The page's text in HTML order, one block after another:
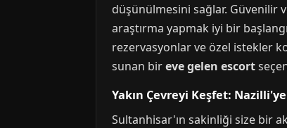
düşünülmesini sağlar.
araştırma yapmak iyi bir
rezervasyonlar ve özel istekler
sunan bireve gelen escort
Yakın Çevreyi Keşfet:
Sultanhisar'ın sakinliği size bir